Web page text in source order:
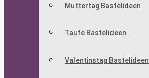
Muttertag Bastelideen
Taufe Bastelideen
Valentinstag Bastelideen